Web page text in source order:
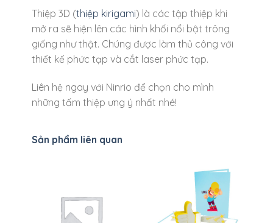
Thiệp 3D (thiệp kirigami) là các tập thiệp khi
mở ra sẽ hiện lên các hình khối nổi bật trông
giống như thật. Chúng được làm thủ công với
thiết kế phức tạp và cắt laser phức tạp.
Liên hệ ngay với Ninrio để chọn cho mình
những tấm thiệp ưng ý nhất nhé!
Sản phẩm liên quan